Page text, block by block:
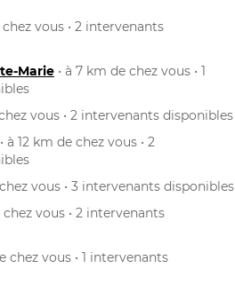
chez vous • 2 intervenants
Marie • à 7 km de chez vous • 1
vous • 2 intervenants disponibles
• à 12 km de chez vous • 2
chez vous • 3 intervenants disponibles
chez vous • 2 intervenants
chez vous • 1 intervenants